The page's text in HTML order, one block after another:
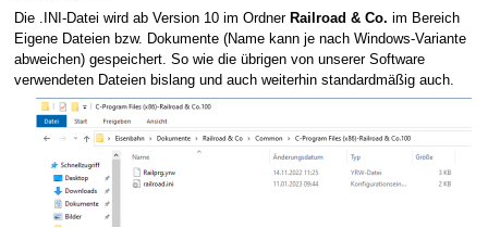
Die .INI-Datei wird ab Version 10 im Ordner Railroad & Co. im Bereich
Eigene Dateien bzw. Dokumente (Name kann je nach Windows-Variante
abweichen) gespeichert. So wie die übrigen von unserer Software
verwendeten Dateien bislang und auch weiterhin standardmäßig auch.